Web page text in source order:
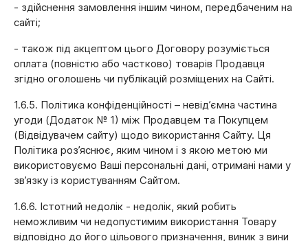
- здійснення замовлення іншим чином, передбаченим на
сайті;
- також під акцептом цього Договору розуміється
оплата (повністю або частково) товарів Продавця
згідно оголошень чи публікацій розміщених на Сайті.
1.6.5. Політика конфіденційності – невід’ємна частина
угоди (Додаток № 1) між Продавцем та Покупцем
(Відвідувачем сайту) щодо використання Сайту. Ця
Політика роз’яснює, яким чином і з якою метою ми
використовуємо Ваші персональні дані, отримані нами у
зв’язку із користуванням Сайтом.
1.6.6. Істотний недолік - недолік, який робить
неможливим чи недопустимим використання Товару
відповідно до його цільового призначення, виник з вини